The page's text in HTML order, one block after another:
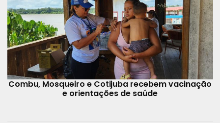
Combu, Mosqueiro e Cotijuba recebem vacinação
e orientações de saúde